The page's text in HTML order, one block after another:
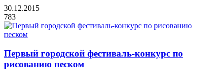
30.12.2015
783
Первый городской фестиваль-конкурс по
рисованию песком